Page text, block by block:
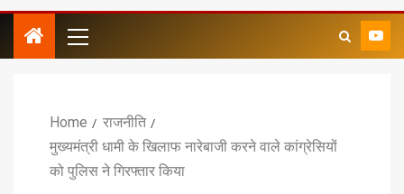
Home
राजनीति
मुख्यमंत्री धामी के खिलाफ नारेबाजी करने वाले कांग्रेसियों
को पुलिस ने गिरफ्तार किया